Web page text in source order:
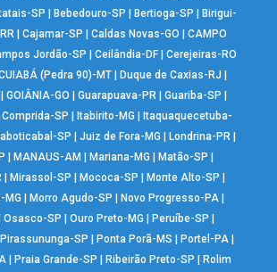
SP | Bebedouro-SP | Bertioga-SP | Birigui-
|Cajamar-SP |Caldas Novas-GO |CAMPO
Jordão-SP | Ceilândia-DF| Cerejeiras-RO
(Pedra 90)-MT| Duque de Caxias-RJ |
|GOIÂNIA-GO |Guarapuava-PR |Guariba-SP |
Comprida-SP |Itabirito-MG |Itaquaquecetuba-
SP |Juiz de Fora-MG |Londrina-PR |
|MANAUS-AM |Mariana-MG |Matão-SP |
|Mirassol-SP |Mococa-SP |Monte Alto-SP |
MG |Morro Agudo-SP |Novo Progresso-PA |
Osasco-SP |Ouro Preto-MG |Peruíbe-SP |
Pirassununga-SP | Ponta Porã-MS | Portel-PA|
| Praia Grande-SP | Ribeirão Preto-SP | Rolim